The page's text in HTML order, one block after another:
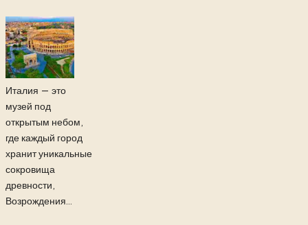
Италия — это
музей под
открытым небом,
где каждый город
хранит уникальные
сокровища
древности,
Возрождения...